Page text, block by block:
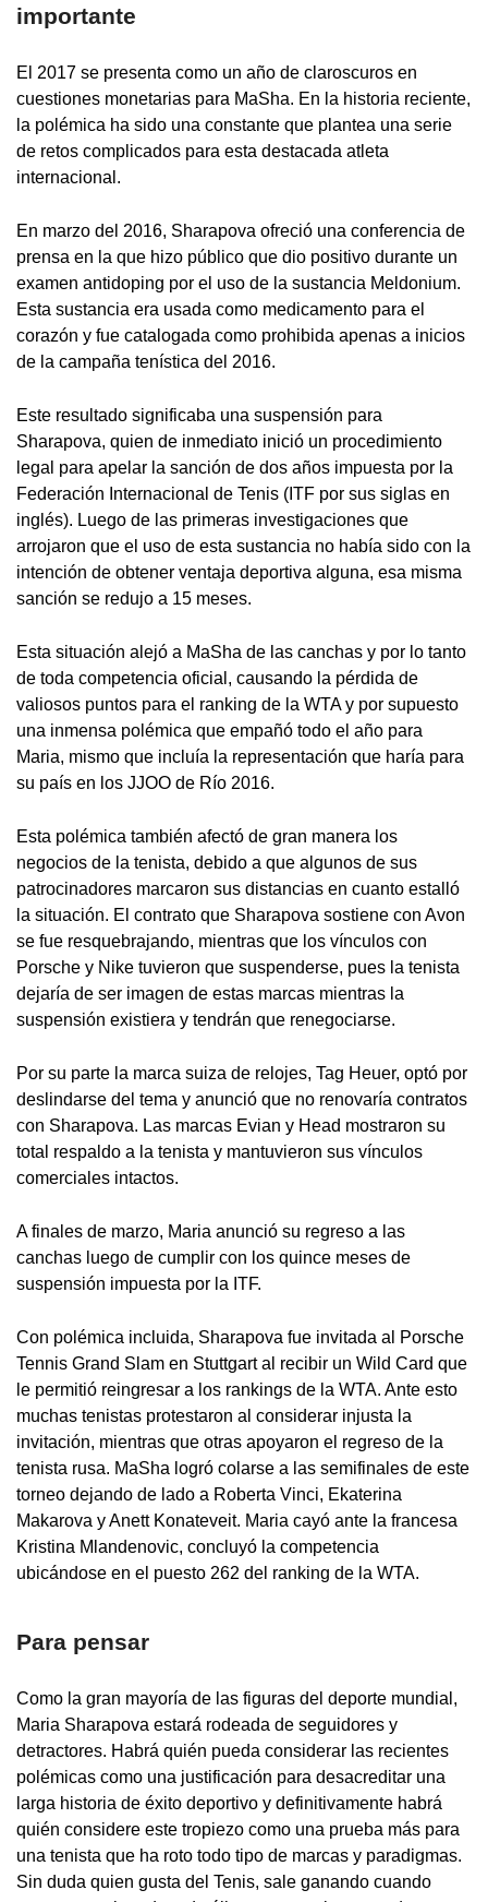
importante
El 2017 se presenta como un año de claroscuros en
cuestiones monetarias para MaSha. En la historia reciente,
la polémica ha sido una constante que plantea una serie
de retos complicados para esta destacada atleta
internacional.
En marzo del 2016, Sharapova ofreció una conferencia de
prensa en la que hizo público que dio positivo durante un
examen antidoping por el uso de la sustancia Meldonium.
Esta sustancia era usada como medicamento para el
corazón y fue catalogada como prohibida apenas a inicios
de la campaña tenística del 2016.
Este resultado significaba una suspensión para
Sharapova, quien de inmediato inició un procedimiento
legal para apelar la sanción de dos años impuesta por la
Federación Internacional de Tenis (ITF por sus siglas en
inglés). Luego de las primeras investigaciones que
arrojaron que el uso de esta sustancia no había sido con la
intención de obtener ventaja deportiva alguna, esa misma
sanción se redujo a 15 meses.
Esta situación alejó a MaSha de las canchas y por lo tanto
de toda competencia oficial, causando la pérdida de
valiosos puntos para el ranking de la WTA y por supuesto
una inmensa polémica que empañó todo el año para
Maria, mismo que incluía la representación que haría para
su país en los JJOO de Río 2016.
Esta polémica también afectó de gran manera los
negocios de la tenista, debido a que algunos de sus
patrocinadores marcaron sus distancias en cuanto estalló
la situación. El contrato que Sharapova sostiene con Avon
se fue resquebrajando, mientras que los vínculos con
Porsche y Nike tuvieron que suspenderse, pues la tenista
dejaría de ser imagen de estas marcas mientras la
suspensión existiera y tendrán que renegociarse.
Por su parte la marca suiza de relojes, Tag Heuer, optó por
deslindarse del tema y anunció que no renovaría contratos
con Sharapova. Las marcas Evian y Head mostraron su
total respaldo a la tenista y mantuvieron sus vínculos
comerciales intactos.
A finales de marzo, Maria anunció su regreso a las
canchas luego de cumplir con los quince meses de
suspensión impuesta por la ITF.
Con polémica incluida, Sharapova fue invitada al Porsche
Tennis Grand Slam en Stuttgart al recibir un Wild Card que
le permitió reingresar a los rankings de la WTA. Ante esto
muchas tenistas protestaron al considerar injusta la
invitación, mientras que otras apoyaron el regreso de la
tenista rusa. MaSha logró colarse a las semifinales de este
torneo dejando de lado a Roberta Vinci, Ekaterina
Makarova y Anett Konateveit. Maria cayó ante la francesa
Kristina Mlandenovic, concluyó la competencia
ubicándose en el puesto 262 del ranking de la WTA.
Para pensar
Como la gran mayoría de las figuras del deporte mundial,
Maria Sharapova estará rodeada de seguidores y
detractores. Habrá quién pueda considerar las recientes
polémicas como una justificación para desacreditar una
larga historia de éxito deportivo y definitivamente habrá
quién considere este tropiezo como una prueba más para
una tenista que ha roto todo tipo de marcas y paradigmas.
Sin duda quien gusta del Tenis, sale ganando cuando